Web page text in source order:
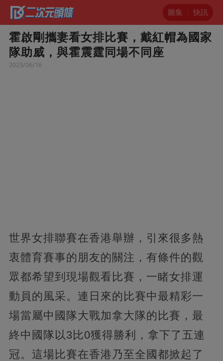
圖集 快訊
霍啟剛攜妻看女排比賽，戴紅帽為國家
隊助威，與霍震霆同場不同座
2023/06/16
世界女排聯賽在香港舉辦，引來很多熱
衷體育賽事的朋友的關注，有條件的觀
眾都希望到現場觀看比賽，一睹女排運
動員的風采。連日來的比賽中最精彩一
場當屬中國隊大戰加拿大隊的比賽， 最
終中國隊以3比0獲得勝利，拿下了五連
冠。這場比賽在香港乃至全國都掀起了